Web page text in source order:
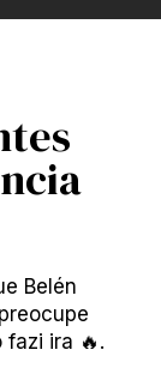
Belén
fazi ira 🔥.